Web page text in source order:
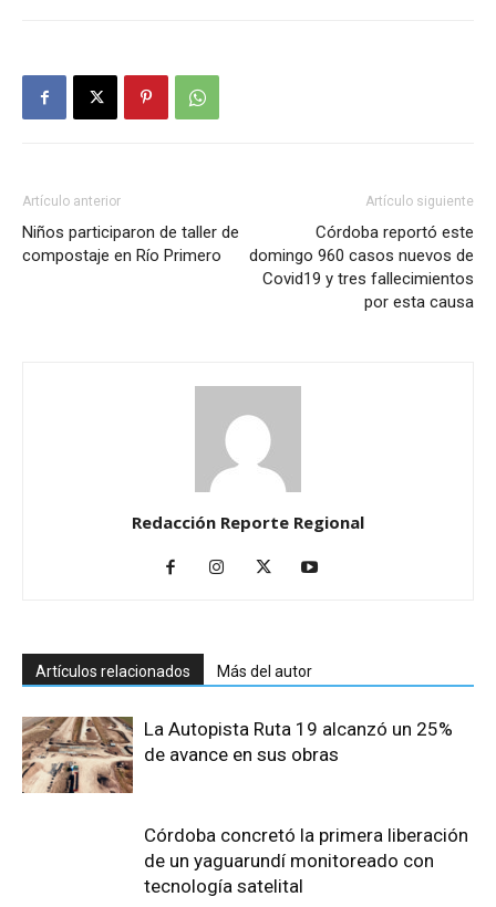
Artículo anterior
Niños participaron de taller de
compostaje en Río Primero
Artículo siguiente
Córdoba reportó este
domingo 960 casos nuevos de
Covid19 y tres fallecimientos
por esta causa
Redacción Reporte Regional
Artículos relacionados Más del autor
La Autopista Ruta 19 alcanzó un 25%
de avance en sus obras
Córdoba concretó la primera liberación
de un yaguarundí monitoreado con
tecnología satelital